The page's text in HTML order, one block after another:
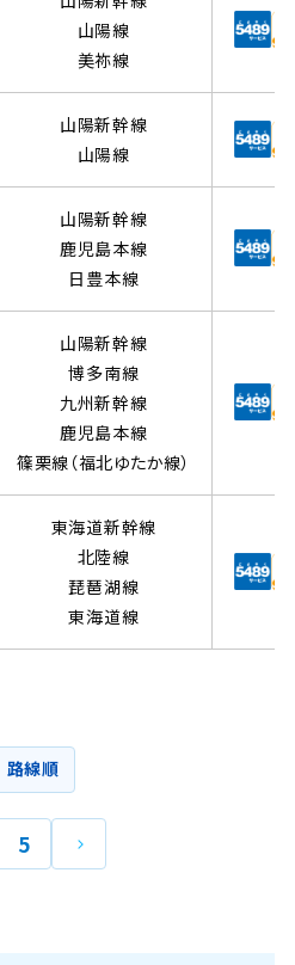
山陽線
美祢線
山陽新幹線
山陽線
山陽新幹線
鹿児島本線
日豊本線
山陽新幹線
博多南線
九州新幹線
鹿児島本線
篠栗線（福北ゆたか線）
東海道新幹線
北陸線
琵琶湖線
東海道線
路線順
5
の